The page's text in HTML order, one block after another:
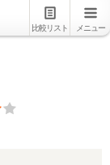
比較リスト メニュー